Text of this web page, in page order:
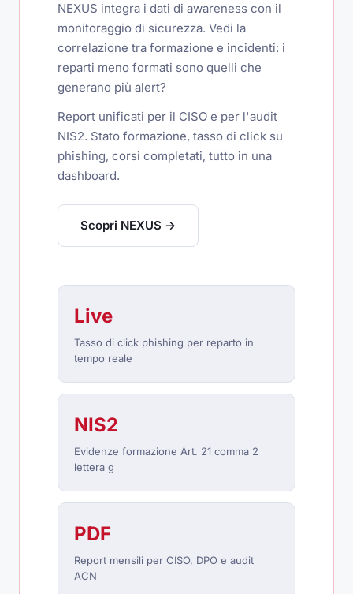
NEXUS integra i dati di awareness con il
monitoraggio di sicurezza. Vedi la
correlazione tra formazione e incidenti: i
reparti meno formati sono quelli che
generano più alert?
Report unificati per il CISO e per l'audit
NIS2. Stato formazione, tasso di click su
phishing, corsi completati, tutto in una
dashboard.
Scopri NEXUS →
Live
Tasso di click phishing per reparto in
tempo reale
NIS2
Evidenze formazione Art. 21 comma 2
lettera g
PDF
Report mensili per CISO, DPO e audit
ACN